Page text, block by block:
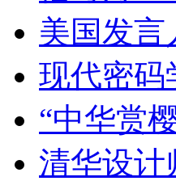
美国发言
现代密
“中华赏
清华设计